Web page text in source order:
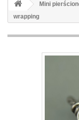
Mini
wrapping